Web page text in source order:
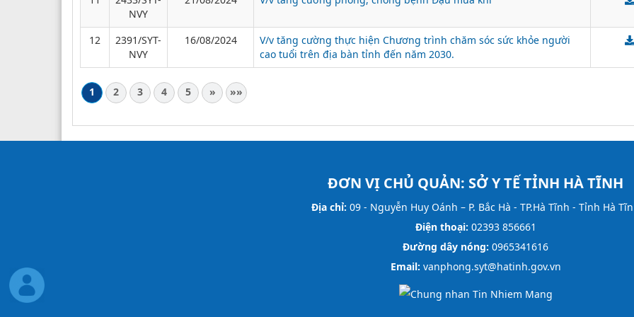
NVY
12
2391/SYT-
NVY
16/08/2024
V/v tăng cường thực hiện Chương trình chăm sóc sức khỏe người
cao tuổi trên địa bàn tỉnh đến năm 2030.
1 2 3 4 5 » »»
ĐƠN VỊ CHỦ QUẢN: SỞ Y TẾ TỈNH HÀ TĨNH
Địa chỉ: 09 - Nguyễn Huy Oánh – P. Bắc Hà - TP.Hà Tĩnh - Tỉnh Hà
Điện thoại: 02393 856661
Đường dây nóng: 0965341616
Email: vanphong.syt@hatinh.gov.vn